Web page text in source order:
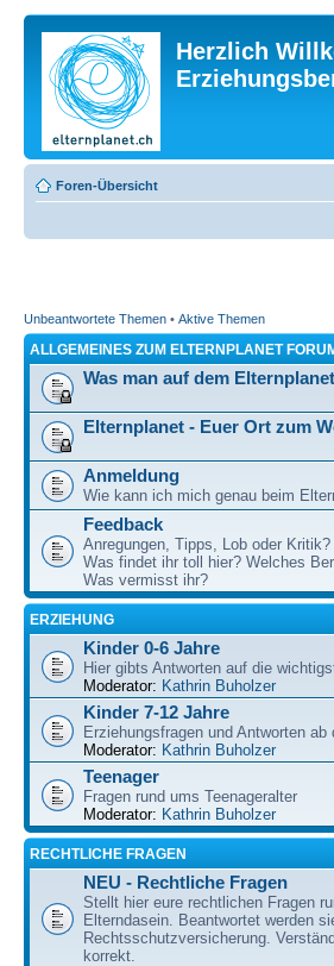
Herzlich
Foren-Übersicht
Unbeantwortete Themen • Aktive Themen
ALLGEMEINES ZUM ELTERNPLANET
Was man auf dem
Elternplanet - Euer Ort zum
Anmeldung
Wie kann ich mich genau beim
Feedback
Anregungen, Tipps, Lob oder Kritik?
Was findet ihr toll hier? Welches
Was vermisst ihr?
ERZIEHUNG
Kinder 0-6 Jahre
Hier gibts Antworten auf die
Moderator: Kathrin Buholzer
Kinder 7-12 Jahre
Erziehungsfragen und Antworten
Moderator: Kathrin Buholzer
Teenager
Fragen rund ums Teenageralter
Moderator: Kathrin Buholzer
RECHTLICHE FRAGEN
NEU - Rechtliche Fragen
Stellt hier eure rechtlichen Fragen
Elterndasein. Beantwortet werden
Rechtsschutzversicherung.
korrekt.